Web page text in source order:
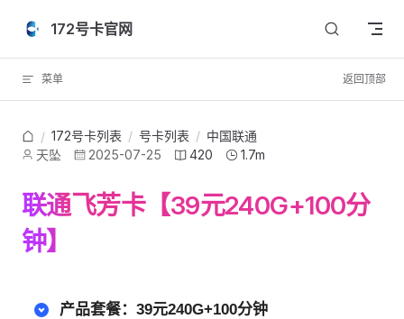
Skip to content
172号卡官网
菜单 返回顶部
/ 172号卡列表 / 号卡列表 / 中国联通
天坠
2025-07-25 420 1.7m
联通飞芳卡【39元240G+100分
钟】
产品套餐：39元240G+100分钟